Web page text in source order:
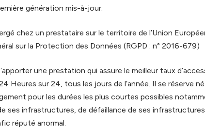
génération mis-à-jour.
chez un prestataire sur le territoire de l’Union
sur la Protection des Données (RGPD : n° 2016-679)
une prestation qui assure le meilleur taux
Heures sur 24, tous les jours de l’année. Il se réserve
pour les durées les plus courtes possibles
ses infrastructures, de défaillance de ses
réputé anormal.